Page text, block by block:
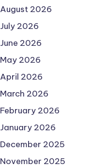
August 2026
July 2026
June 2026
May 2026
April 2026
March 2026
February 2026
January 2026
December 2025
November 2025